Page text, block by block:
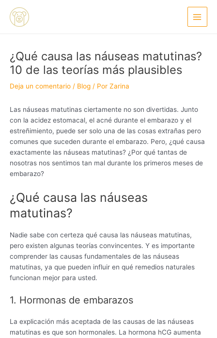
contenido
Main
Menu
¿Qué causa las náuseas matutinas?
10 de las teorías más plausibles
Deja un comentario / Blog / Por Zarina
Las náuseas matutinas ciertamente no son divertidas. Junto
con la acidez estomacal, el acné durante el embarazo y el
estreñimiento, puede ser solo una de las cosas extrañas pero
comunes que suceden durante el embarazo. Pero, ¿qué causa
exactamente las náuseas matutinas? ¿Por qué tantas de
nosotras nos sentimos tan mal durante los primeros meses de
embarazo?
¿Qué causa las náuseas
matutinas?
Nadie sabe con certeza qué causa las náuseas matutinas,
pero existen algunas teorías convincentes. Y es importante
comprender las causas fundamentales de las náuseas
matutinas, ya que pueden influir en qué remedios naturales
funcionan mejor para usted.
1. Hormonas de embarazos
La explicación más aceptada de las causas de las náuseas
matutinas es que son hormonales. La hormona hCG aumenta
de
entradas